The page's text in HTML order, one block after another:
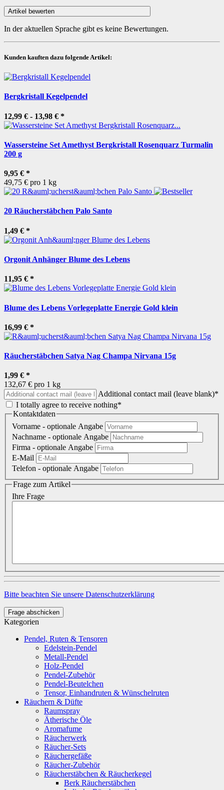
In der aktuellen Sprache gibt es keine Bewertungen.
Kunden kauften dazu folgende Artikel:
Bergkristall Kegelpendel
12,99 € - 13,98 € *
Wassersteine Set Amethyst Bergkristall Rosenquarz Turmalin
200 g
9,95 € *
49,75 € pro 1 kg
20 Räucherstäbchen Palo Santo
1,49 € *
Orgonit Anhänger Blume des Lebens
11,95 € *
Blume des Lebens Vorlegeplatte Energie Gold klein
16,99 € *
Räucherstäbchen Satya Nag Champa Nirvana 15g
1,99 € *
132,67 € pro 1 kg
Additional contact mail (leave blank)*
I totally agree to receive nothing*
Kontaktdaten
Vorname - optionale Angabe
Nachname - optionale Angabe
Firma - optionale Angabe
E-Mail
Telefon - optionale Angabe
Frage zum Artikel
Ihre Frage
Bitte beachten Sie unsere Datenschutzerklärung
Frage abschicken
Kategorien
Pendel, Ruten & Tensoren
Edelstein-Pendel
Metall-Pendel
Holz-Pendel
Pendel-Zubehör
Pendel-Beutelchen
Tensor, Einhandruten & Wünschelruten
Räuchern & Düfte
Raumspray
Ätherische Öle
Aromafume
Räucherwerk
Räucher-Sets
Räuchergefäße
Räucher-Zubehör
Räucherstäbchen & Räucherkegel
Berk Räucherstäbchen